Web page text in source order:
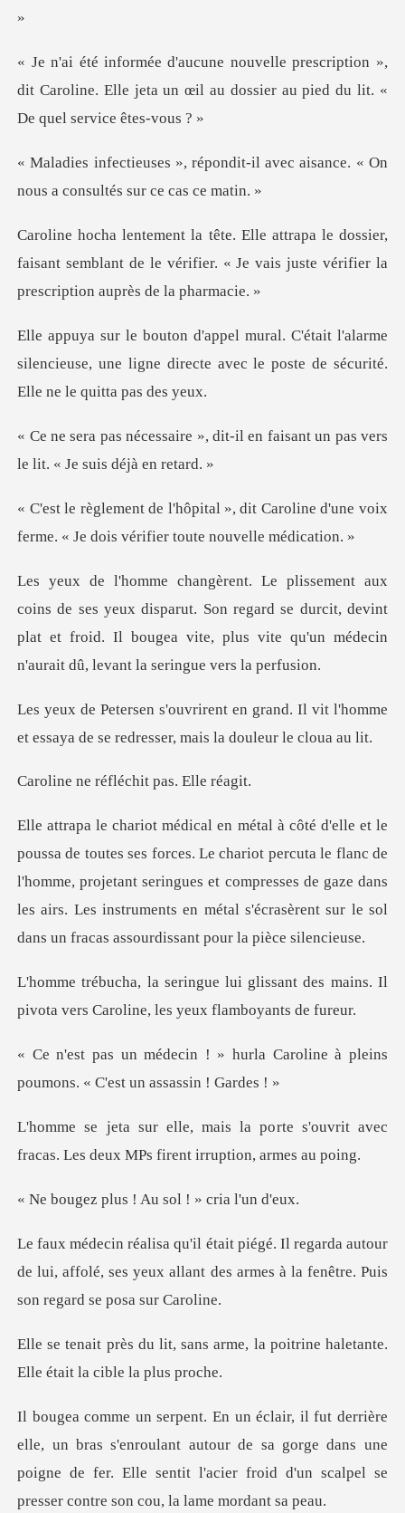
ption »,
dit Caroline. Elle jeta un œil au dossi
dit-il avec aisance. « On
nous a
ssier,
faisant semblant de le vérifier. « Je vais ju
l'alarme
silencieuse, une ligne directe avec le p
it-il en faisant un pas vers
le
it Caroline d'une voix
ferme. « Je doi
sparut. Son regard se durcit, devint
plat et froid. Il bougea vite, pl
nd. Il vit l'homme
et essaya de se redr
éfléchit pas.
iot percuta le flanc de
l'homme, projetant seringues et compresses de gaze dans
les airs. Les ins
issant des mains. Il
pivota vers Car
urla Caroline à pleins
poumons.
rte s'ouvrit avec
fracas. Les deux M
s ! Au sol ! »
da autour
de lui, affolé, ses yeux allant des armes
arme, la poitrine haletante.
El
s'enroulant autour de sa gorge dans une
poigne de fer. Elle sentit l'aci